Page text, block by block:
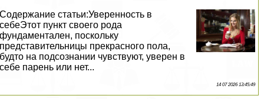
Содержание статьи:Уверенность в
себеЭтот пункт своего рода
фундаментален, поскольку
представительницы прекрасного пола,
будто на подсознании чувствуют, уверен в
себе парень или нет...
14 07 2026 13:45:49